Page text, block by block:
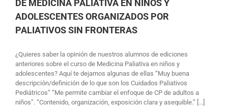
DE MEDICINA PALIATIVA EN NIÑOS Y
ADOLESCENTES ORGANIZADOS POR
PALIATIVOS SIN FRONTERAS
¿Quieres saber la opinión de nuestros alumnos de ediciones
anteriores sobre el curso de Medicina Paliativa en niños y
adolescentes? Aquí te dejamos algunas de ellas “Muy buena
descripción/definición de lo que son los Cuidados Paliativos
Pediátricos” “Me permite cambiar el enfoque de CP de adultos a
niños”. “Contenido, organización, exposición clara y asequible.” [...]